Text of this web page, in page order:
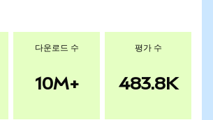
다운로드 수
10M+
평가 수
483.8K